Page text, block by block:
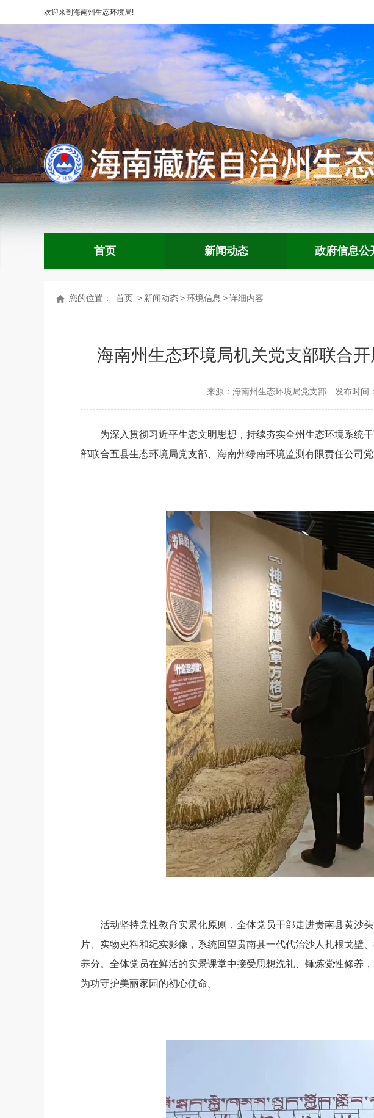
欢迎来到 海南州生态环境局!
首页 新闻动态 政府信息公
您的位置： 首页 > 新闻动态>环境信息 >详细内容
海南州生态环境局机关党支部联合
来源：海南州生态环境局党支部 发布时间
为深入贯彻习近平生态文明思想，持续夯实全州生态环境系统
部联合五县生态环境局党支部、海南州绿南环境监测有限责任公司
活动坚持党性教育实景化原则，全体党员干部走进贵南县黄沙
片、实物史料和纪实影像，系统回望贵南县一代代治沙人扎根戈壁
养分。全体党员在鲜活的实景课堂中接受思想洗礼、锤炼党性修养
为功守护美丽家园的初心使命。